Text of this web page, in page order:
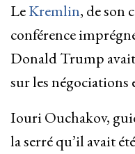
LeKremlin, de son
conférence
Donald Trump
sur les négociations
Iouri Ouchakov,
la serré qu’il avait